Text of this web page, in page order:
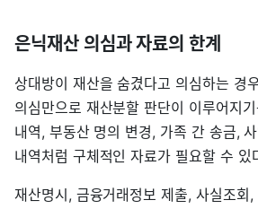
은닉재산 의심과 자료의 한계
상대방이 재산을 숨겼다고 의심하는 경
의심만으로 재산분할 판단이 이루어지
내역, 부동산 명의 변경, 가족 간 송금,
내역처럼 구체적인 자료가 필요할 수 있
재산명시, 금융거래정보 제출, 사실조회